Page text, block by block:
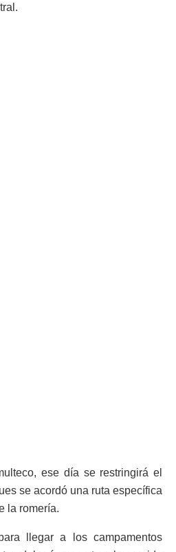
ese día se restringirá el
se acordó una ruta específica
la romería.
llegar a los campamentos